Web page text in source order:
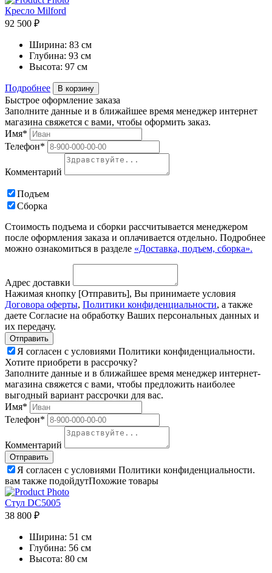
Кресло Milford
92 500 ₽
Ширина: 83 см
Глубина: 93 см
Высота: 97 см
Подробнее В корзину
Быстрое оформление заказа
Заполните данные и в ближайшее время менеджер интернет
магазина свяжется с вами, чтобы оформить заказ.
Имя*
Телефон*
Комментарий
Подъем
Сборка
Стоимость подъема и сборки рассчитывается менеджером
после оформления заказа и оплачивается отдельно. Подробнее
можно ознакомиться в разделе «Доставка, подъем, сборка».
Адрес доставки
Нажимая кнопку [Отправить], Вы принимаете условия
Договора оферты, Политики конфиденциальности, а также
даете Согласие на обработку Ваших персональных данных и
их передачу.
Я согласен с условиями Политики конфиденциальности.
Хотите приобрети в рассрочку?
Заполните данные и в ближайшее время менеджер интернет-
магазина свяжется с вами, чтобы предложить наиболее
выгодный вариант рассрочки для вас.
Имя*
Телефон*
Комментарий
Я согласен с условиями Политики конфиденциальности.
вам также подойдутПохожие товары
Стул DC5005
38 800 ₽
Ширина: 51 см
Глубина: 56 см
Высота: 80 см